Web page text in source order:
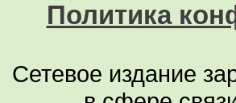
Политика
Сетевое издание